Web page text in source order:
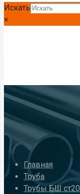
Искать
×
Главная
Труба
Трубы БШ ст20